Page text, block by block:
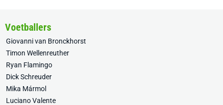
Voetballers
Giovanni van Bronckhorst
Timon Wellenreuther
Ryan Flamingo
Dick Schreuder
Mika Mármol
Luciano Valente